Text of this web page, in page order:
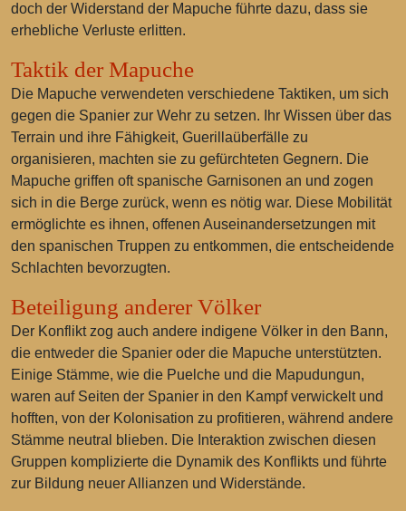
doch der Widerstand der Mapuche führte dazu, dass sie
erhebliche Verluste erlitten.
Taktik der Mapuche
Die Mapuche verwendeten verschiedene Taktiken, um sich
gegen die Spanier zur Wehr zu setzen. Ihr Wissen über das
Terrain und ihre Fähigkeit, Guerillaüberfälle zu
organisieren, machten sie zu gefürchteten Gegnern. Die
Mapuche griffen oft spanische Garnisonen an und zogen
sich in die Berge zurück, wenn es nötig war. Diese Mobilität
ermöglichte es ihnen, offenen Auseinandersetzungen mit
den spanischen Truppen zu entkommen, die entscheidende
Schlachten bevorzugten.
Beteiligung anderer Völker
Der Konflikt zog auch andere indigene Völker in den Bann,
die entweder die Spanier oder die Mapuche unterstützten.
Einige Stämme, wie die Puelche und die Mapudungun,
waren auf Seiten der Spanier in den Kampf verwickelt und
hofften, von der Kolonisation zu profitieren, während andere
Stämme neutral blieben. Die Interaktion zwischen diesen
Gruppen komplizierte die Dynamik des Konflikts und führte
zur Bildung neuer Allianzen und Widerstände.